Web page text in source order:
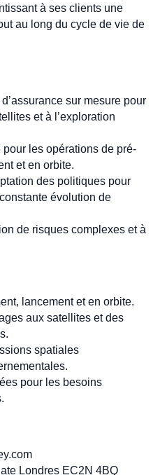
à ses clients une
au long du cycle de vie de
sur mesure pour
et à l’exploration
les opérations de pré-
et en orbite.
des politiques pour
évolution de
de risques complexes et à
lancement et en orbite.
aux satellites et des
spatiales
pour les besoins
Londres EC2N 4BQ